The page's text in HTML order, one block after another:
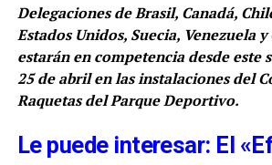
Delegaciones de Brasil, Canadá,
Estados Unidos, Suecia, Venezuela
estarán en competencia desde este
25 de abril en las instalaciones del
Raquetas del Parque Deportivo.
Le puede interesar: El